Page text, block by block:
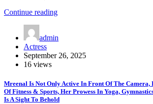
Continue reading
admin
Actress
September 26, 2025
16 views
Mreenal Is Not Only Active In Front Of The Camera,
Of Fitness & Sports, Her Prowess In Yoga,
Is A Sight To Behold